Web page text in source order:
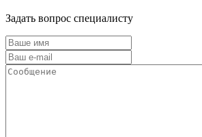
Задать вопрос специалисту